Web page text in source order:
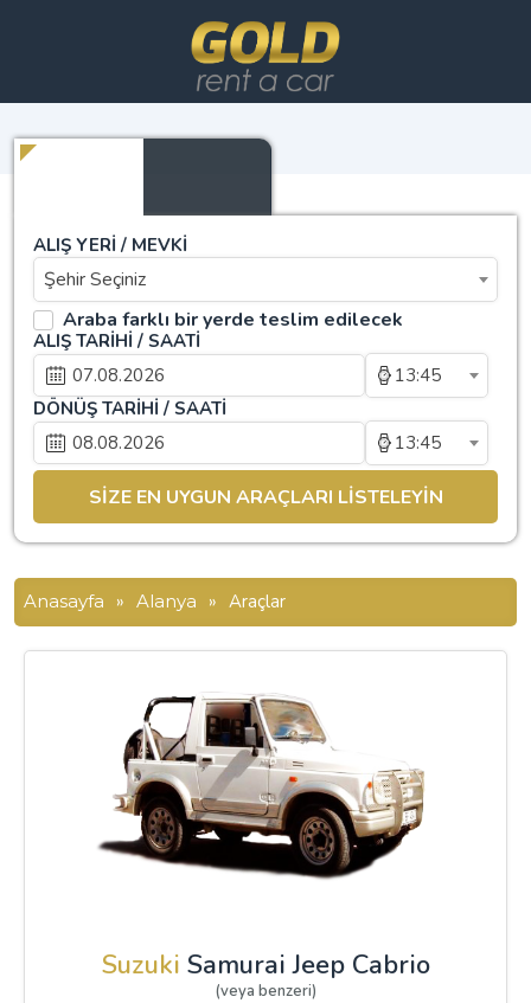
ALIŞ YERİ / MEVKİ
Şehir Seçiniz
Araba farklı bir yerde teslim edilecek
ALIŞ TARİHİ / SAATİ
13:45
DÖNÜŞ TARİHİ / SAATİ
13:45
Anasayfa » Alanya » Araçlar
Suzuki Samurai Jeep Cabrio
(veya benzeri)